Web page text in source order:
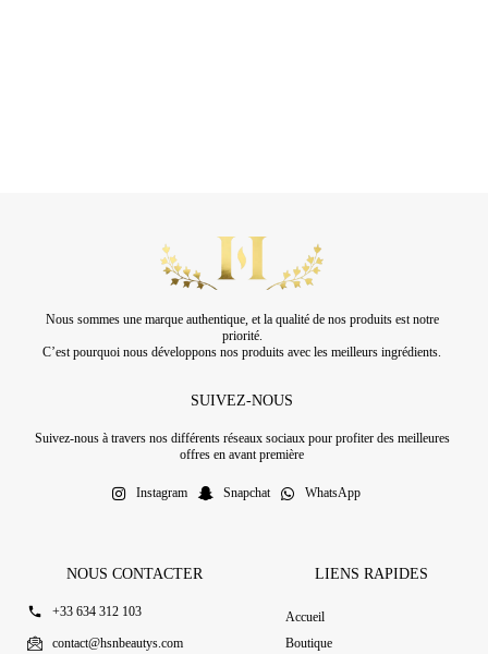
Nous sommes une marque authentique, et la qualité de nos produits est notre
priorité.
C’est pourquoi nous développons nos produits avec les meilleurs ingrédients.
SUIVEZ-NOUS
Suivez-nous à travers nos différents réseaux sociaux pour profiter des meilleures
offres en avant première
Instagram Snapchat WhatsApp
NOUS CONTACTER
+33 634 312 103
contact@hsnbeautys.com
LIENS RAPIDES
Accueil
Boutique